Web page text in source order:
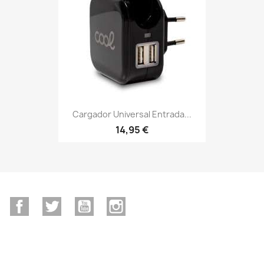
Cargador Universal Entrada...
14,95 €
FacebookTwitter YouTube